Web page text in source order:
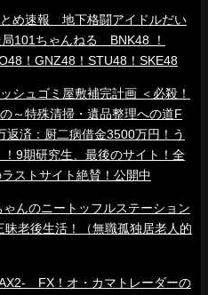
め速報 地下格闘アイドルだい
101ちゃんねる BNK48 ！
！GNZ48！STU48！SKE48
シュゴミ屋敷補完計画 ＜必殺！
～特殊清掃・遺品整理への道F
返済：厨二病借金3500万円！う
9期研究生、最後のサイト！全
ストサイト絶賛！公開中
んのニートッフルステーション
老後生活！（無職孤独居老人的
FX！オ・カマトレーダーの